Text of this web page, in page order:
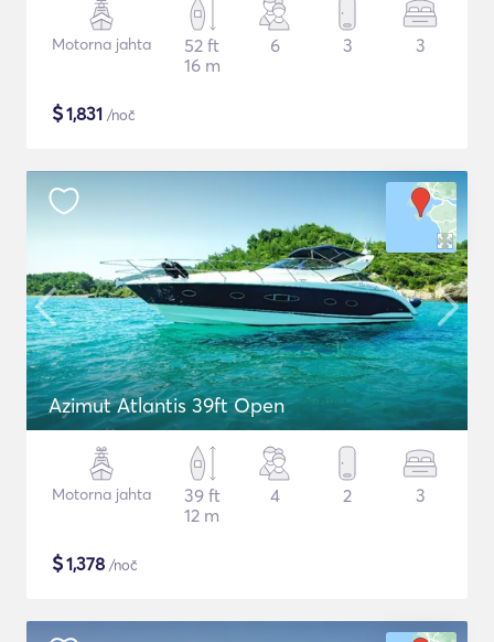
Motorna jahta
52 ft
16 m
6 3 3
$1,831 /noč
Azimut Atlantis 39ft Open
Motorna jahta
39 ft
12 m
4 2 3
$1,378 /noč